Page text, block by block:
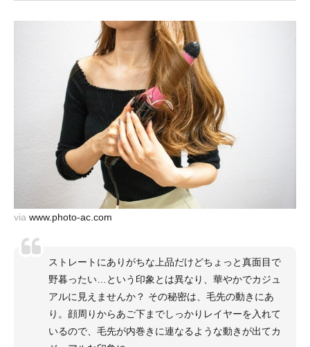
via www.photo-ac.com
ストレートにありがちな上品だけどちょっと真面目で
野暮ったい…という印象とは異なり、華やかでカジュ
アルに見えませんか？ その秘密は、毛先の動きにあ
り。顔周りからあご下までしっかりレイヤーを入れて
いるので、毛先が内巻きに連なるような動きが出てカ